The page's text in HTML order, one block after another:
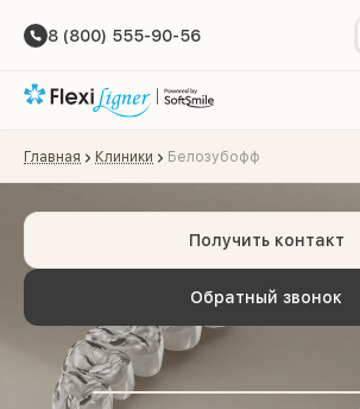
8 (800) 555-90-56
Главная Клиники Белозубофф
Обратный звонок
Получить контакт